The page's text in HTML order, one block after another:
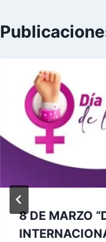
8 DE MARZO